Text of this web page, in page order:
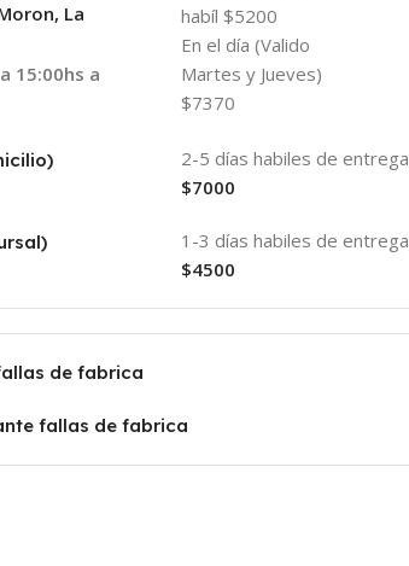
La
15:00hs a
habíl $5200
En el día (Valido
Martes y Jueves)
$7370
2-5 días habiles de entrega
$7000
1-3 días habiles de entrega
$4500
de fabrica
fallas de fabrica